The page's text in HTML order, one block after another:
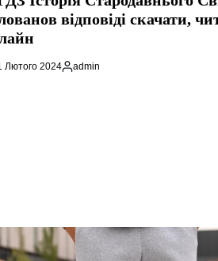
відповіді скачати,
Лютого 2024
Опубліковано
admin